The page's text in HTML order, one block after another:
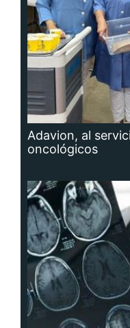
Adavion, al
oncológicos